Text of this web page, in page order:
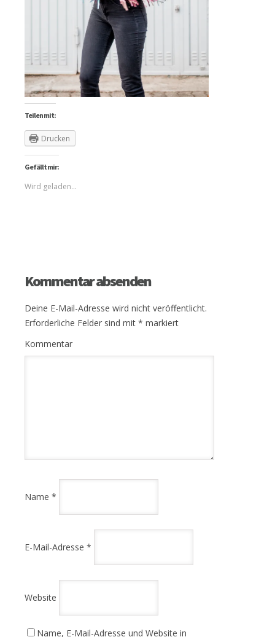
Teilen mit:
Drucken
Gefällt mir:
Wird geladen...
Kommentar absenden
Deine E-Mail-Adresse wird nicht veröffentlicht.
Erforderliche Felder sind mit * markiert
Kommentar
Name *
E-Mail-Adresse *
Website
Name, E-Mail-Adresse und Website in